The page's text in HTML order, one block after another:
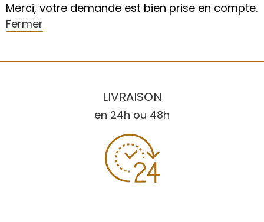
Merci, votre demande est bien prise en compte.
Fermer
LIVRAISON
en 24h ou 48h